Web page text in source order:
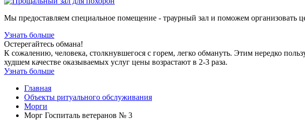
Мы предоставляем специальное помещение - траурный зал и поможем организовать
Узнать больше
Остерегайтесь обмана!
К сожалению, человека, столкнувшегося с горем, легко обмануть. Этим нередко
худшем качестве оказываемых услуг цены возрастают в 2-3 раза.
Узнать больше
Главная
Объекты ритуального обслуживания
Морги
Морг Госпиталь ветеранов № 3